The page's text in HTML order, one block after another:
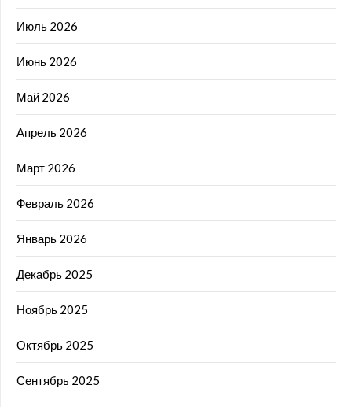
Июль 2026
Июнь 2026
Май 2026
Апрель 2026
Март 2026
Февраль 2026
Январь 2026
Декабрь 2025
Ноябрь 2025
Октябрь 2025
Сентябрь 2025